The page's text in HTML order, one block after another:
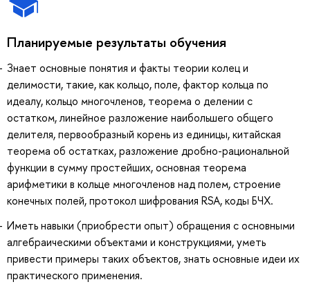
Планируемые результаты обучения
Знает основные понятия и факты теории колец и
делимости, такие, как кольцо, поле, фактор кольца по
идеалу, кольцо многочленов, теорема о делении с
остатком, линейное разложение наибольшего общего
делителя, первообразный корень из единицы, китайская
теорема об остатках, разложение дробно-рациональной
функции в сумму простейших, основная теорема
арифметики в кольце многочленов над полем, строение
конечных полей, протокол шифрования RSA, коды БЧХ.
Иметь навыки (приобрести опыт) обращения с основными
алгебраическими объектами и конструкциями, уметь
привести примеры таких объектов, знать основные идеи их
практического применения.